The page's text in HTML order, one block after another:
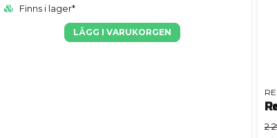
Finns i lager*
LÄGG I VARUKORGEN
2